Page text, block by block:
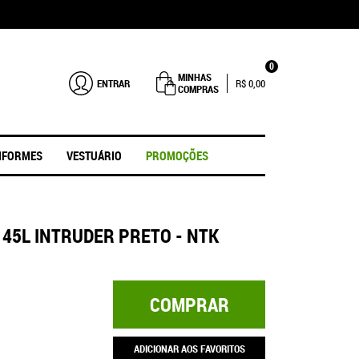
ENTRAR
MINHAS
COMPRAS
0
R$ 0,00
VESTUÁRIO PROMOÇÕES
INTRUDER PRETO - NTK
COMPRAR
ADICIONAR AOS FAVORITOS